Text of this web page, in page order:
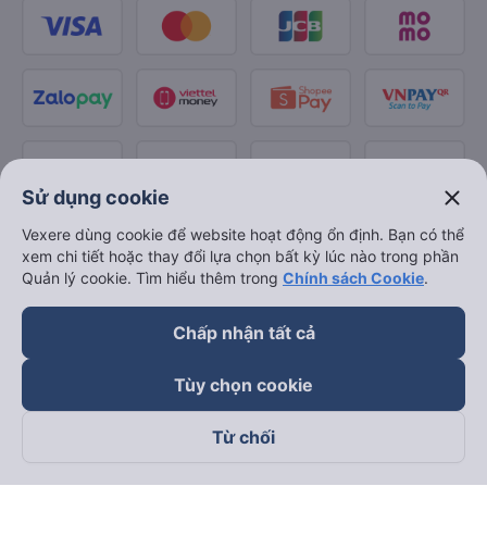
Theo dõi chúng tôi trên
Sử dụng cookie close
Vexere dùng cookie để website hoạt động ổn định. Bạn có thể
xem chi tiết hoặc thay đổi lựa chọn bất kỳ lúc nào trong phần
Quản lý cookie. Tìm hiểu thêm trong Chính sách Cookie.
Chấp nhận tất cả
Tùy chọn cookie
Từ chối